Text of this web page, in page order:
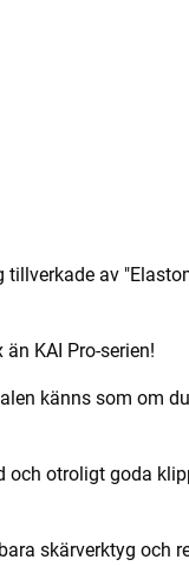
av
KAI Pro-serien!
känns som om
otroligt goda
skärverktyg och